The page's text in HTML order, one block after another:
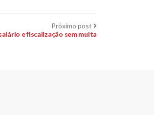
Próximo post Próximo
e fiscalização sem multa